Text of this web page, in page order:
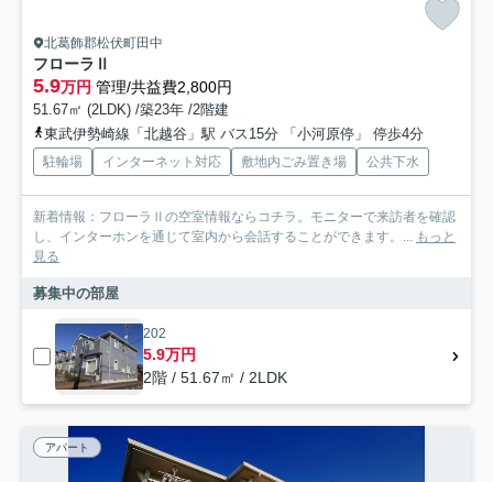
北葛飾郡松伏町田中
フローラⅡ
5.9万円 管理/共益費2,800円
51.67㎡ (2LDK) /築23年 /2階建
東武伊勢崎線「北越谷」駅 バス15分 「小河原停」 停歩4分
駐輪場 インターネット対応 敷地内ごみ置き場 公共下水
新着情報：フローラⅡの空室情報ならコチラ。モニターで来訪者を確認
し、インターホンを通じて室内から会話することができます。... もっと
見る
募集中の部屋
202
5.9万円
2階 / 51.67㎡ / 2LDK
アパート